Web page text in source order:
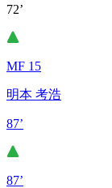
72’
MF 15
明本 考浩
87’
87’